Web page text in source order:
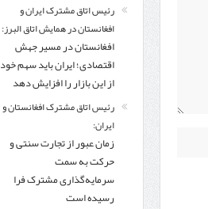
رئیس اتاق مشترک ایران و
افغانستان در همایش اتاق البرز:
افغانستان در مسیر جهش
اقتصادی؛ ایران باید سهم خود
از این بازار را افزایش دهد
رئیس اتاق مشترک افغانستان و
ایران:
زمان عبور از تجارت سنتی و
حرکت به سمت
سرمایه‌گذاری مشترک فرا
رسیده است